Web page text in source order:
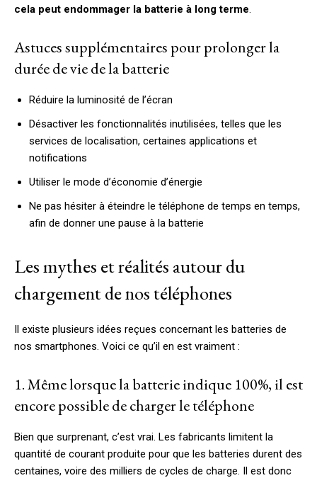
cela peut endommager la batterie à long terme.
Astuces supplémentaires pour prolonger la
durée de vie de la batterie
Réduire la luminosité de l’écran
Désactiver les fonctionnalités inutilisées, telles que les
services de localisation, certaines applications et
notifications
Utiliser le mode d’économie d’énergie
Ne pas hésiter à éteindre le téléphone de temps en temps,
afin de donner une pause à la batterie
Les mythes et réalités autour du
chargement de nos téléphones
Il existe plusieurs idées reçues concernant les batteries de
nos smartphones. Voici ce qu’il en est vraiment :
1. Même lorsque la batterie indique 100%, il est
encore possible de charger le téléphone
Bien que surprenant, c’est vrai. Les fabricants limitent la
quantité de courant produite pour que les batteries durent des
centaines, voire des milliers de cycles de charge. Il est donc